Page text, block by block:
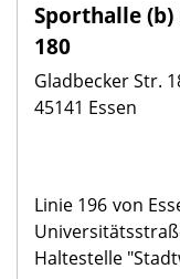
Sporthalle
180
Gladbecker Str.
45141 Essen
Linie 196 von
Haltestelle